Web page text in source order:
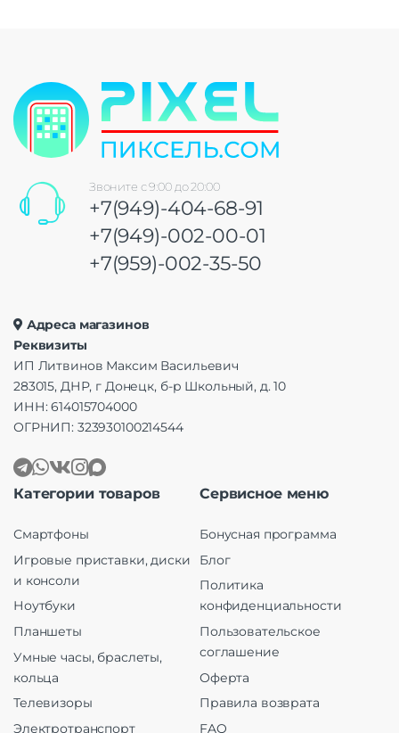
Звоните с 9:00 до 20:00
+7(949)-404-68-91
+7(949)-002-00-01
+7(959)-002-35-50
Адреса магазинов
Реквизиты
ИП Литвинов Максим Васильевич
283015, ДНР, г Донецк, б-р Школьный, д. 10
ИНН: 614015704000
ОГРНИП: 323930100214544
Категории товаров
Смартфоны
Игровые приставки, диски
и консоли
Ноутбуки
Планшеты
Умные часы, браслеты,
кольца
Телевизоры
Электротранспорт
Сервисное меню
Бонусная программа
Блог
Политика
конфиденциальности
Пользовательское
соглашение
Оферта
Правила возврата
FAQ